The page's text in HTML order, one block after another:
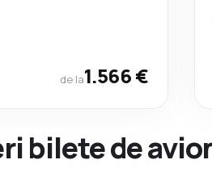
de la1.566 €
bilete de